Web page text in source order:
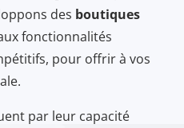
des boutiques
fonctionnalités
pour offrir à vos
par leur capacité